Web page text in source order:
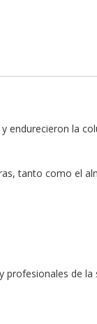
endurecieron la
tanto como el
de la